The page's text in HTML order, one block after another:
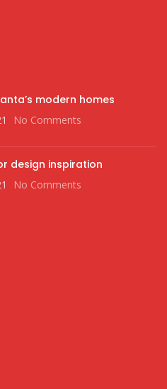
modern homes
No Comments
design inspiration
No Comments